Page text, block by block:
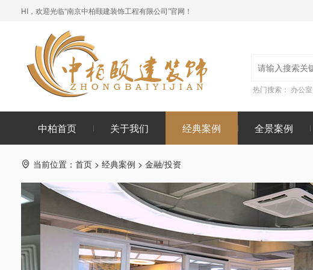
HI，欢迎光临“南京中柏颐建装饰工程有限公司”官网！
热门搜索： 办公室
中柏首页 关于我们 经典案例 全景案例
当前位置： 首页> 经典案例 > 金融/投资